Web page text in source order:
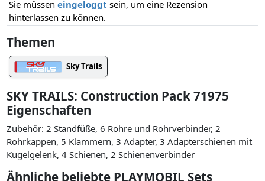
Sie müssen eingeloggt sein, um eine Rezension
hinterlassen zu können.
Themen
Sky Trails
SKY TRAILS: Construction Pack 71975
Eigenschaften
Zubehör: 2 Standfüße, 6 Rohre und Rohrverbinder, 2
Rohrkappen, 5 Klammern, 3 Adapter, 3 Adapterschienen mit
Kugelgelenk, 4 Schienen, 2 Schienenverbinder
Ähnliche beliebte PLAYMOBIL Sets